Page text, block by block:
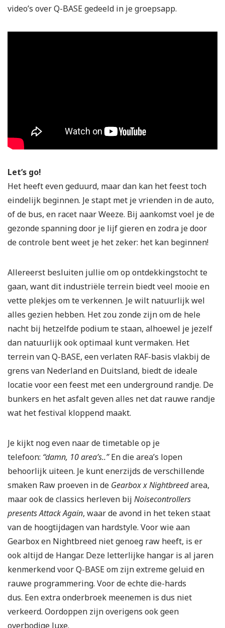
video’s over Q-BASE gedeeld in je groepsapp.
Let’s go!
Het heeft even geduurd, maar dan kan het feest toch
eindelijk beginnen. Je stapt met je vrienden in de auto,
of de bus, en racet naar Weeze. Bij aankomst voel je de
gezonde spanning door je lijf gieren en zodra je door
de controle bent weet je het zeker: het kan beginnen!
Allereerst besluiten jullie om op ontdekkingstocht te
gaan, want dit industriële terrein biedt veel mooie en
vette plekjes om te verkennen. Je wilt natuurlijk wel
alles gezien hebben. Het zou zonde zijn om de hele
nacht bij hetzelfde podium te staan, alhoewel je jezelf
dan natuurlijk ook optimaal kunt vermaken. Het
terrein van Q-BASE, een verlaten RAF-basis vlakbij de
grens van Nederland en Duitsland, biedt de ideale
locatie voor een feest met een underground randje. De
bunkers en het asfalt geven alles net dat rauwe randje
wat het festival kloppend maakt.
Je kijkt nog even naar de timetable op je
telefoon: “damn, 10 area’s..”En die area’s lopen
behoorlijk uiteen. Je kunt enerzijds de verschillende
smaken Raw proeven in de Gearbox x Nightbreedarea,
maar ook de classics herleven bij Noisecontrollers
presents Attack Again, waar de avond in het teken staat
van de hoogtijdagen van hardstyle. Voor wie aan
Gearbox en Nightbreed niet genoeg raw heeft, is er
ook altijd de Hangar. Deze letterlijke hangar is al jaren
kenmerkend voor Q-BASE om zijn extreme geluid en
rauwe programmering. Voor de echte die-hards
dus. Een extra onderbroek meenemen is dus niet
verkeerd. Oordoppen zijn overigens ook geen
overbodige luxe.